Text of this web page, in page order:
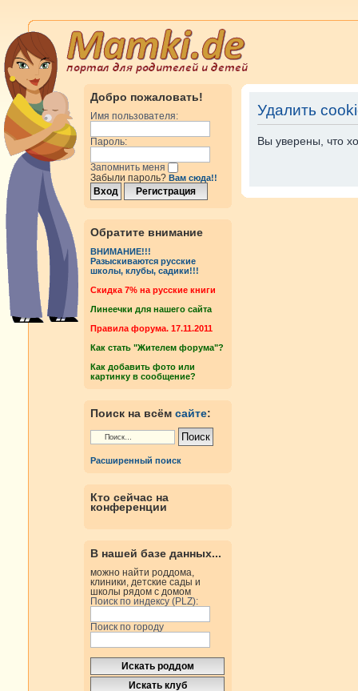
Добро пожаловать!
Имя пользователя:
Пароль:
Запомнить меня
Забыли пароль? Вам сюда!!
Обратите внимание
ВНИМАНИЕ!!!
Разыскиваются русские
школы, клубы, садики!!!
Cкидка 7% на русские книги
Линеечки для нашего сайта
Правила форума. 17.11.2011
Как стать "Жителем форума"?
Как добавить фото или
картинку в сообщение?
Поиск на всём сайте:
Расширенный поиск
Кто сейчас на
конференции
В нашей базе данных...
можно найти роддома,
клиники, детские сады и
школы рядом с домом
Поиск по индексу (PLZ):
Поиск по городу
Удалить
Вы уверены, что